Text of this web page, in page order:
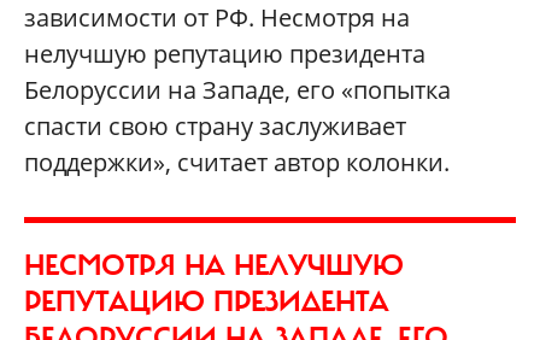
зависимости от РФ. Несмотря на
нелучшую репутацию президента
Белоруссии на Западе, его «попытка
спасти свою страну заслуживает
поддержки», считает автор колонки.
НЕСМОТРЯ НА НЕЛУЧШУЮ
РЕПУТАЦИЮ ПРЕЗИДЕНТА